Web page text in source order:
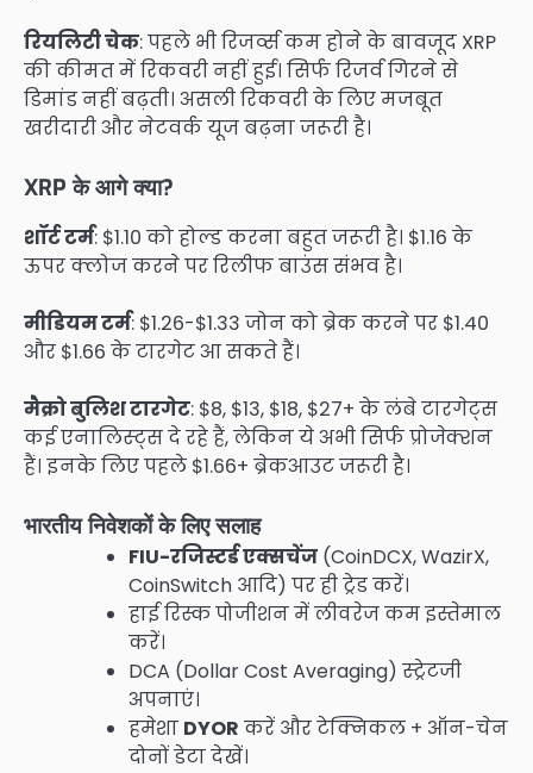
रियलिटी चेक: पहले भी रिजर्व्स कम होने के बावजूद XRP
की कीमत में रिकवरी नहीं हुई। सिर्फ रिजर्व गिरने से
डिमांड नहीं बढ़ती। असली रिकवरी के लिए मजबूत
खरीदारी और नेटवर्क यूज बढ़ना जरूरी है।
XRP के आगे क्या?
शॉर्ट टर्म: $1.10 को होल्ड करना बहुत जरूरी है। $1.16 के
ऊपर क्लोज करने पर रिलीफ बाउंस संभव है।
मीडियम टर्म: $1.26-$1.33 जोन को ब्रेक करने पर $1.40
और $1.66 के टारगेट आ सकते हैं।
मैक्रो बुलिश टारगेट: $8, $13, $18, $27+ के लंबे टारगेट्स
कई एनालिस्ट्स दे रहे हैं, लेकिन ये अभी सिर्फ प्रोजेक्शन
हैं। इनके लिए पहले $1.66+ ब्रेकआउट जरूरी है।
भारतीय निवेशकों के लिए सलाह
FIU-रजिस्टर्ड एक्सचेंज (CoinDCX, WazirX,
CoinSwitch आदि) पर ही ट्रेड करें।
हाई रिस्क पोजीशन में लीवरेज कम इस्तेमाल
करें।
DCA (Dollar Cost Averaging) स्ट्रेटजी
अपनाएं।
हमेशा DYOR करें और टेक्निकल + ऑन-चेन
दोनों डेटा देखें।